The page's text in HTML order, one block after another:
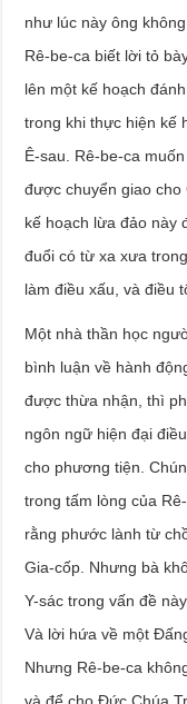
như lúc này ông
Rê-be-ca biết lời tỏ
lên một kế hoạch
trong khi thực hiện kế
Ê-sau. Rê-be-ca
được chuyển giao cho
kế hoạch lừa đảo này
đuổi có từ xa xưa
làm điều xấu, và điều
Một nhà thần học
bình luận về hành
được thừa nhận, thì
ngôn ngữ hiện đại
cho phương tiện.
trong tấm lòng của
rằng phước lành từ
Gia-cốp. Nhưng bà
Y-sác trong vấn đề
Và lời hứa về một
Nhưng Rê-be-ca